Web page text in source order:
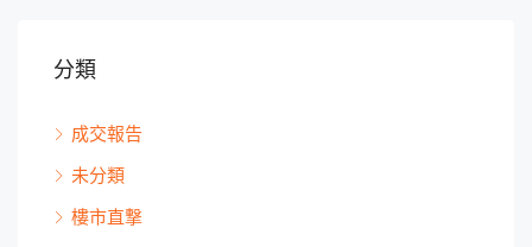
分類
成交報告
未分類
樓市直撃